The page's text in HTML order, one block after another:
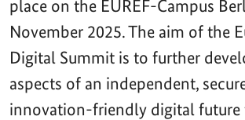
place on the EUREF-Campus
November 2025. The aim of the
Digital Summit is to further
aspects of an independent,
innovation-friendly digital future